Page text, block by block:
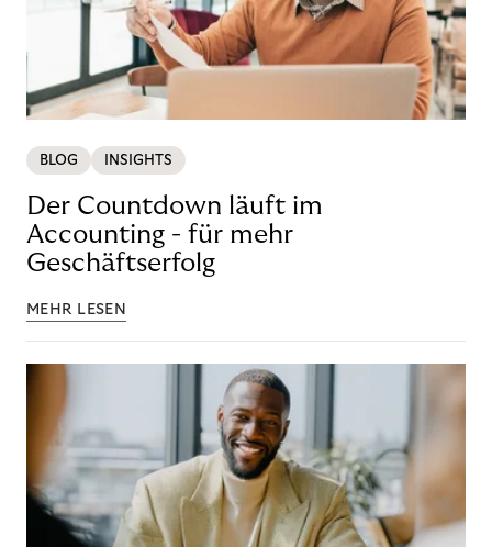
BLOG INSIGHTS
Der Countdown läuft im
Accounting - für mehr
Geschäftserfolg
MEHR LESEN